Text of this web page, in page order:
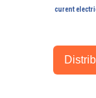
curent